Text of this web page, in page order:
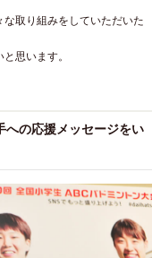
取り組みをしていただいた
思います。
への応援メッセージをい